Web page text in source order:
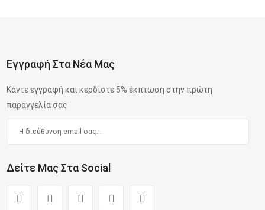
Εγγραφή Στα Νέα Μας
Κάντε εγγραφή και κερδίστε 5% έκπτωση στην πρώτη
παραγγελία σας
Δείτε Μας Στα Social